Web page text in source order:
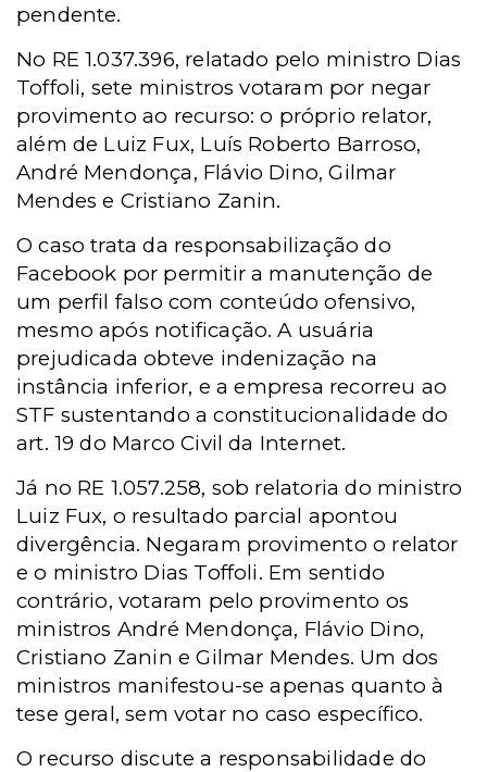
pendente.
No RE 1.037.396, relatado pelo ministro Dias
Toffoli, sete ministros votaram por negar
provimento ao recurso: o próprio relator,
além de Luiz Fux, Luís Roberto Barroso,
André Mendonça, Flávio Dino, Gilmar
Mendes e Cristiano Zanin.
O caso trata da responsabilização do
Facebook por permitir a manutenção de
um perfil falso com conteúdo ofensivo,
mesmo após notificação. A usuária
prejudicada obteve indenização na
instância inferior, e a empresa recorreu ao
STF sustentando a constitucionalidade do
art. 19 do Marco Civil da Internet.
Já no RE 1.057.258, sob relatoria do ministro
Luiz Fux, o resultado parcial apontou
divergência. Negaram provimento o relator
e o ministro Dias Toffoli. Em sentido
contrário, votaram pelo provimento os
ministros André Mendonça, Flávio Dino,
Cristiano Zanin e Gilmar Mendes. Um dos
ministros manifestou-se apenas quanto à
tese geral, sem votar no caso específico.
O recurso discute a responsabilidade do